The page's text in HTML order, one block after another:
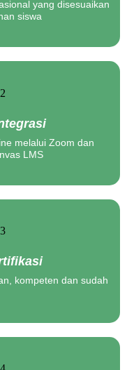
yang disesuaikan
siswa
melalui Zoom dan
LMS
kompeten dan sudah